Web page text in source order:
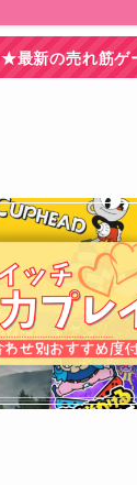
★最新の売れ筋ゲ